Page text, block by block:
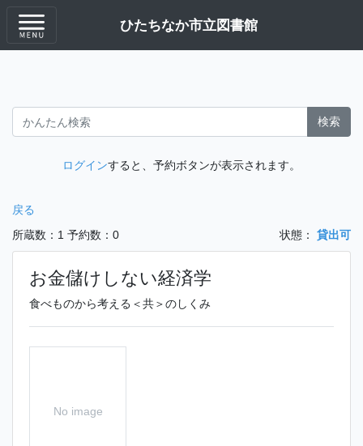
ひたちなか市立図書館
検索
ログインすると、予約ボタンが表示されます。
戻る
所蔵数：1 予約数：0 状態： 貸出可
お金儲けしない経済学
食べものから考える＜共＞のしくみ
No image